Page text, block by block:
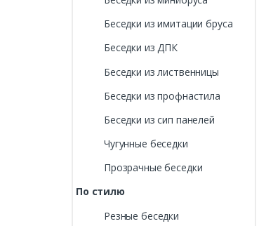
Беседки из имитации бруса
Беседки из ДПК
Беседки из лиственницы
Беседки из профнастила
Беседки из сип панелей
Чугунные беседки
Прозрачные беседки
По стилю
Резные беседки